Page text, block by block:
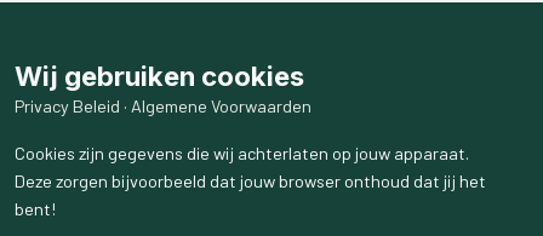
Wij gebruiken cookies
Privacy Beleid · Algemene Voorwaarden
Cookies zijn gegevens die wij achterlaten op jouw apparaat.
Deze zorgen bijvoorbeeld dat jouw browser onthoud dat jij het
bent!